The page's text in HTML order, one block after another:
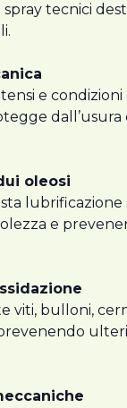
tecnici
e
dall’usura
oleosi
lubrificazione
e
viti, bulloni,